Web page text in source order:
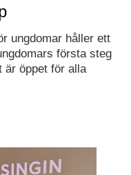
ungdomar håller ett
första steg
är öppet för alla